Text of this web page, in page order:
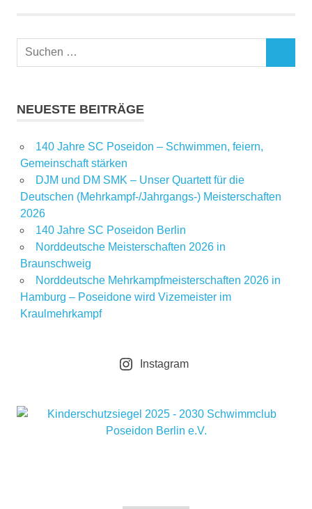
NEUESTE BEITRÄGE
140 Jahre SC Poseidon – Schwimmen, feiern,
Gemeinschaft stärken
DJM und DM SMK – Unser Quartett für die
Deutschen (Mehrkampf-/Jahrgangs-) Meisterschaften
2026
140 Jahre SC Poseidon Berlin
Norddeutsche Meisterschaften 2026 in
Braunschweig
Norddeutsche Mehrkampfmeisterschaften 2026 in
Hamburg – Poseidone wird Vizemeister im
Kraulmehrkampf
Instagram